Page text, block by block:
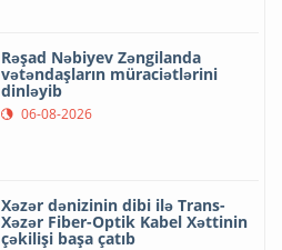
Rəşad Nəbiyev Zəngilanda
vətəndaşların müraciətlərini
dinləyib
06-08-2026
Xəzər dənizinin dibi ilə Trans-
Xəzər Fiber-Optik Kabel Xəttinin
çəkilişi başa çatıb